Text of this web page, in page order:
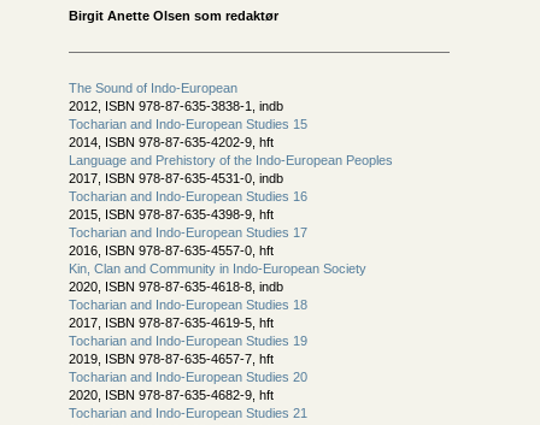
Birgit Anette Olsen som redaktør
The Sound of Indo-European
2012, ISBN 978-87-635-3838-1, indb
Tocharian and Indo-European Studies 15
2014, ISBN 978-87-635-4202-9, hft
Language and Prehistory of the Indo-European Peoples
2017, ISBN 978-87-635-4531-0, indb
Tocharian and Indo-European Studies 16
2015, ISBN 978-87-635-4398-9, hft
Tocharian and Indo-European Studies 17
2016, ISBN 978-87-635-4557-0, hft
Kin, Clan and Community in Indo-European Society
2020, ISBN 978-87-635-4618-8, indb
Tocharian and Indo-European Studies 18
2017, ISBN 978-87-635-4619-5, hft
Tocharian and Indo-European Studies 19
2019, ISBN 978-87-635-4657-7, hft
Tocharian and Indo-European Studies 20
2020, ISBN 978-87-635-4682-9, hft
Tocharian and Indo-European Studies 21